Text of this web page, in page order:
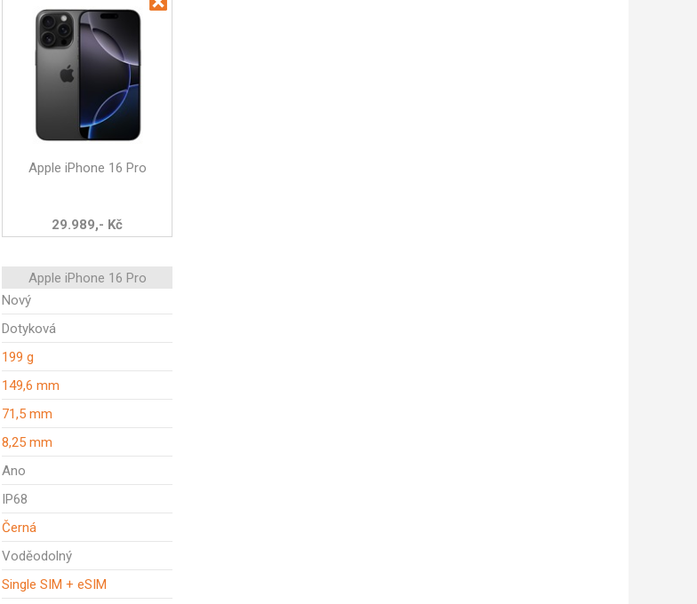
Apple iPhone 16 Pro
29.989,- Kč
Apple iPhone 16 Pro
Nový
Dotyková
199 g
149,6 mm
71,5 mm
8,25 mm
Ano
IP68
Černá
Voděodolný
Single SIM + eSIM